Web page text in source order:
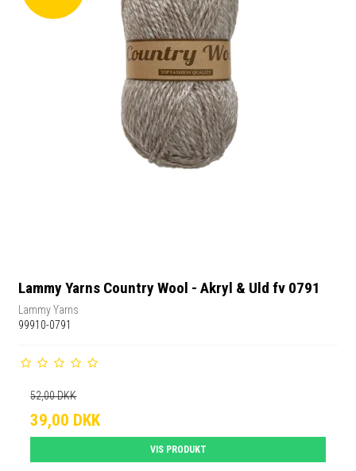
Lammy Yarns Country Wool - Akryl & Uld fv 0791
Lammy Yarns
99910-0791
52,00 DKK
39,00 DKK
VIS PRODUKT